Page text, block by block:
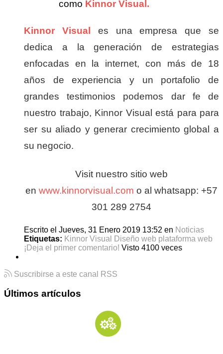
como Kinnor Visual.
Kinnor Visual
es una empresa que se
dedica a la generación de estrategias
enfocadas en la internet, con más de 18
años de experiencia y un portafolio de
grandes testimonios podemos dar fe de
nuestro trabajo, Kinnor Visual está para para
ser su aliado y generar crecimiento global a
su negocio.
Visit nuestro sitio web
en www.kinnorvisual.com o al whatsapp: +57
301 289 2754
Escrito el Jueves, 31 Enero 2019 13:52 en Noticias
Etiquetas: Kinnor Visual Diseño web plataforma web
¡Deja el primer comentario! Visto 4100 veces
Suscribirse a este canal RSS
Últimos artículos